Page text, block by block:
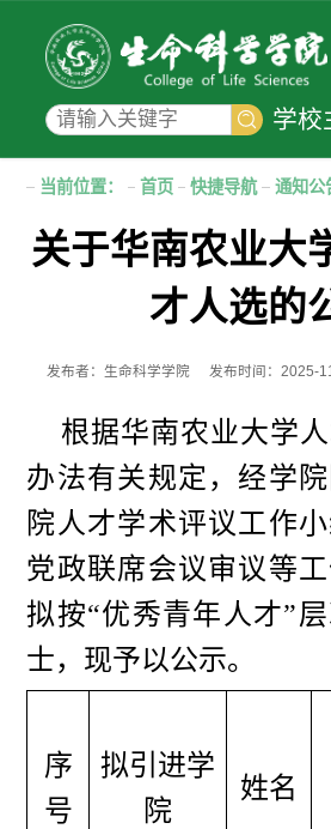
学校
当前位置： 首页 快捷导航 通知公
关于华南农业大
才人选的
发布者：生命科学学院 发布时间：2025-
根据华南农业大学
办法有关规定，经学
院人才学术评议工作
党政联席会议审议等
拟按“优秀青年人才”
士，现予以公示。
序
号
拟引进学
院
姓名